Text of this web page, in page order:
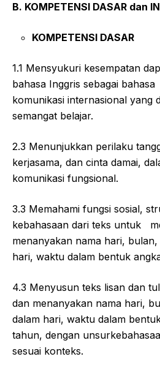
B. KOMPETENSI DASAR dan
KOMPETENSI DASAR
1.1 Mensyukuri kesempatan
bahasa Inggris sebagai
komunikasi internasional yang
semangat belajar.
2.3 Menunjukkan perilaku
kerjasama, dan cinta damai,
komunikasi fungsional.
3.3 Memahami fungsi sosial,
kebahasaan dari teks untuk
menanyakan nama hari,
hari, waktu dalam bentuk
4.3 Menyusun teks lisan dan
dan menanyakan nama hari,
dalam hari, waktu dalam
tahun, dengan
sesuai konteks.